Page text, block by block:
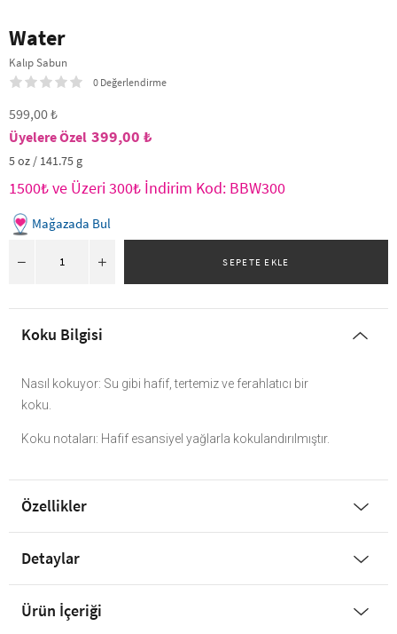
Water
Kalıp Sabun
0 Değerlendirme
599,00 ₺
399,00 ₺
5 oz / 141.75 g
1500₺ ve Üzeri 300₺ İndirim Kod: BBW300
Mağazada Bul
Koku Bilgisi
Nasıl kokuyor: Su gibi hafif, tertemiz ve ferahlatıcı bir
koku.
Koku notaları: Hafif esansiyel yağlarla kokulandırılmıştır.
Özellikler
Detaylar
Ürün İçeriği